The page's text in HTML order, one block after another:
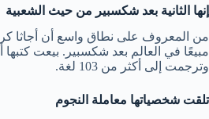
إنها الثانية بعد شكسبير من حيث الشعبية
من المعروف على نطاق واسع أن أجاثا
مبيعًا في العالم بعد شكسبير. بيعت
وترجمت إلى أكثر من 103 لغة.
تلقت شخصياتها معاملة النجوم